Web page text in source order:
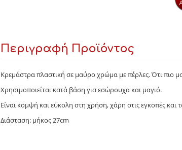
Περιγραφή Προϊόντος
Κρεμάστρα πλαστική σε μαύρο χρώμα με πέρλες. Ότι πιο
Χρησιμοποιείται κατά βάση για εσώρουχα και μαγιό.
Είναι κομψή και εύκολη στη χρήση, χάρη στις εγκοπές και
Διάσταση: μήκος 27cm